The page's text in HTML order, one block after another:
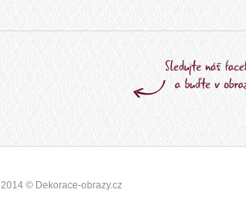
2014 © Dekorace-obrazy.cz